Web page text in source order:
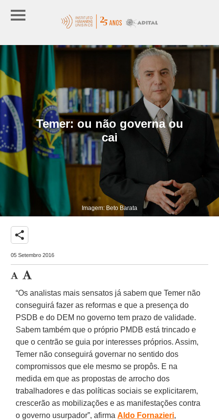
Temer: ou não governa ou
cai
Imagem: Beto Barata
share
05 Setembro 2016
“Os analistas mais sensatos já sabem que Temer não
conseguirá fazer as reformas e que a presença do
PSDB e do DEM no governo tem prazo de validade.
Sabem também que o próprio PMDB está trincado e
que o centrão se guia por interesses próprios. Assim,
Temer não conseguirá governar no sentido dos
compromissos que ele mesmo se propôs. E na
medida em que as propostas de arrocho dos
trabalhadores e das políticas sociais se explicitarem,
crescerão as mobilizações e as manifestações contra
o governo usurpador”, afirmaAldo Fornazieri,